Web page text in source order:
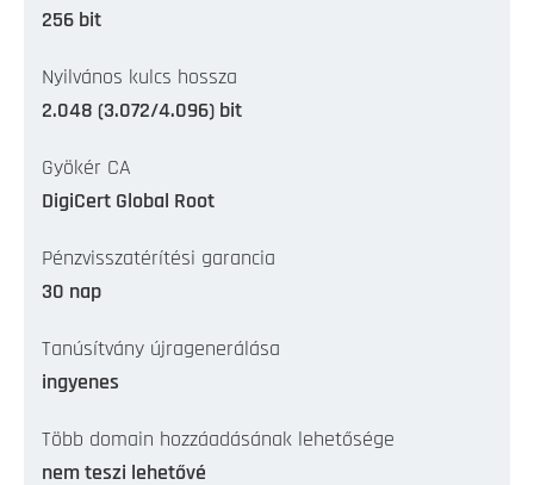
256 bit
Nyilvános kulcs hossza
2.048 (3.072/4.096) bit
Gyökér CA
DigiCert Global Root
Pénzvisszatérítési garancia
30 nap
Tanúsítvány újragenerálása
ingyenes
Több domain hozzáadásának lehetősége
nem teszi lehetővé